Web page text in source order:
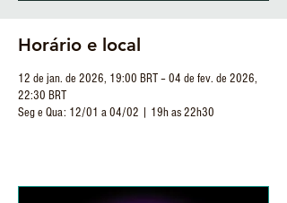
Horário e local
12 de jan. de 2026, 19:00 BRT – 04 de fev. de 2026,
22:30 BRT
Seg e Qua: 12/01 a 04/02 | 19h as 22h30